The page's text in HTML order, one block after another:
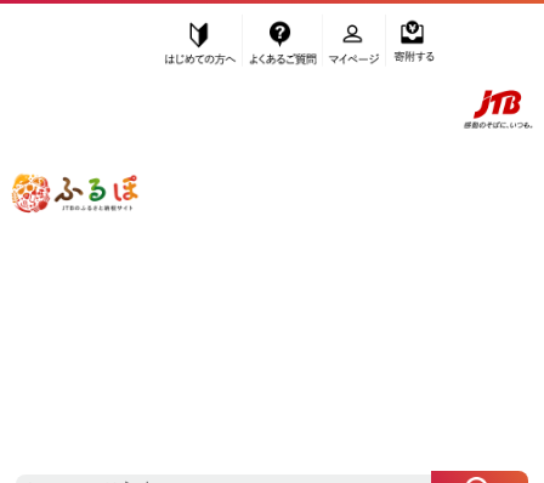
ふるぽ JTBのふるさと納税サイト